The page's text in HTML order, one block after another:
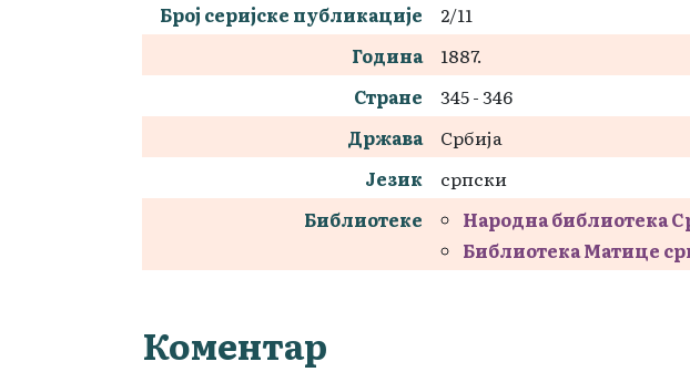
Број серијске публикације
2/11
Година
1887.
Стране
345 - 346
Држава
Србија
Језик
српски
Библиотеке
Народна библиотека
Библиотека Матице
Коментар